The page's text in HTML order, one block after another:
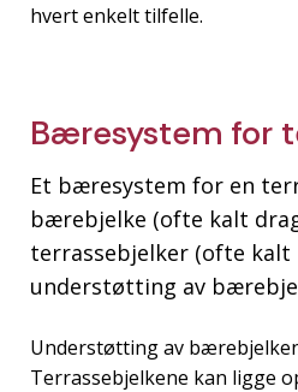
hvert enkelt tilfelle.
Bæresystem for
Et bæresystem for en
bærebjelke (ofte kalt
terrassebjelker (ofte kalt
understøtting av
Understøtting av
Terrassebjelkene kan ligge